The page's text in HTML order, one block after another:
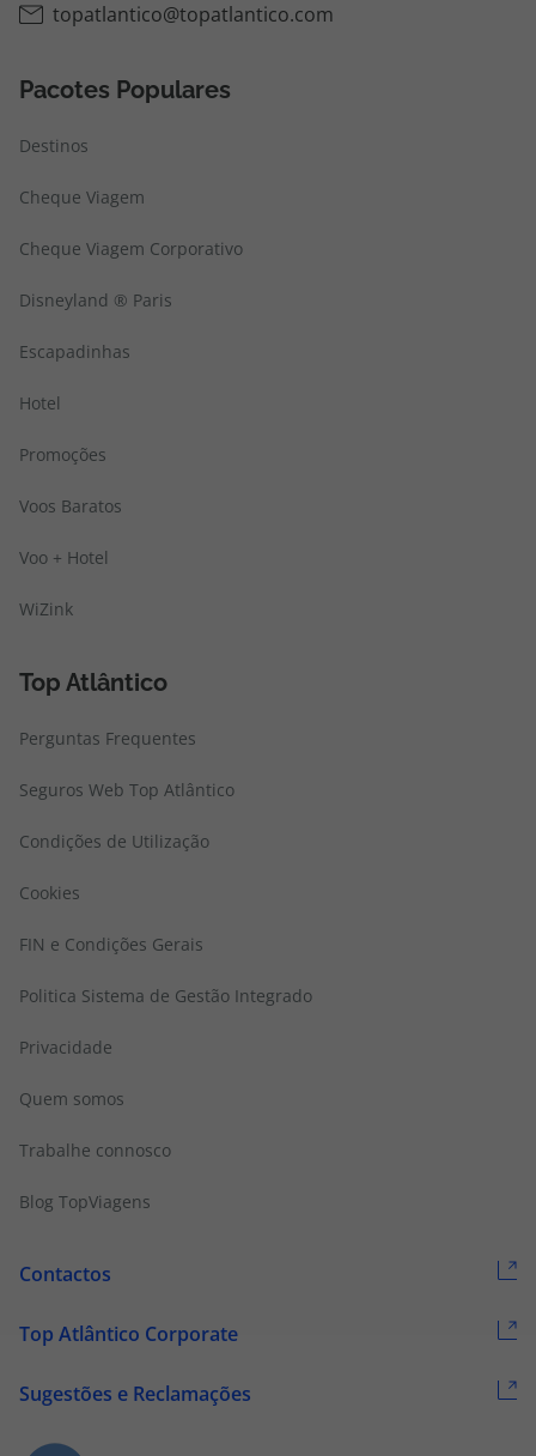
topatlantico@topatlantico.com
Pacotes Populares
Destinos
Cheque Viagem
Cheque Viagem Corporativo
Disneyland ® Paris
Escapadinhas
Hotel
Promoções
Voos Baratos
Voo + Hotel
WiZink
Top Atlântico
Perguntas Frequentes
Seguros Web Top Atlântico
Condições de Utilização
Cookies
FIN e Condições Gerais
Politica Sistema de Gestão Integrado
Privacidade
Quem somos
Trabalhe connosco
Blog TopViagens
Contactos
Top Atlântico Corporate
Sugestões e Reclamações